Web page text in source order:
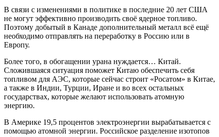
В связи с изменениями в политике в последние 20 лет США
не могут эффективно производить своё ядерное топливо.
Поэтому добытый в Канаде дополнительный металл всё ещё
необходимо отправлять на переработку в Россию или в
Европу.
Более того, в обогащении урана нуждается… Китай.
Сложившаяся ситуация поможет Китаю обеспечить себя
топливом для АЭС, которые сейчас строит «Росатом» в Китае,
а также в Индии, Турции, Иране и во всех остальных
государствах, которые желают использовать атомную
энергию.
В Америке 19,5 процентов электроэнергии вырабатывается с
помощью атомной энергии. Российское разделение изотопов